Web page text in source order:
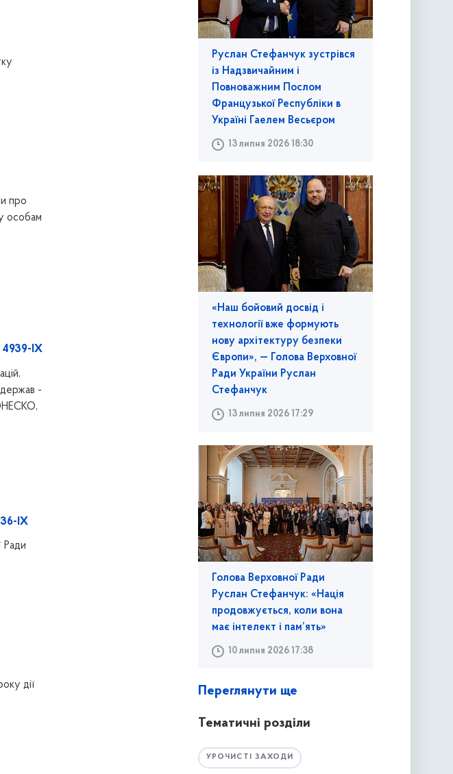
про
особам
4939-IX
держав -
IX
Ради
дії
Руслан Стефанчук зустрівся
із Надзвичайним і
Повноважним Послом
Французької Республіки в
Україні Гаелем Весьєром
13 липня 2026 18:30
«Наш бойовий досвід і
технології вже формують
нову архітектуру безпеки
Європи», — Голова Верховної
Ради України Руслан
Стефанчук
13 липня 2026 17:29
Голова Верховної Ради
Руслан Стефанчук: «Нація
продовжується, коли вона
має інтелект і пам’ять»
10 липня 2026 17:38
Переглянути ще
Тематичні розділи
УРОЧИСТІ ЗАХОДИ